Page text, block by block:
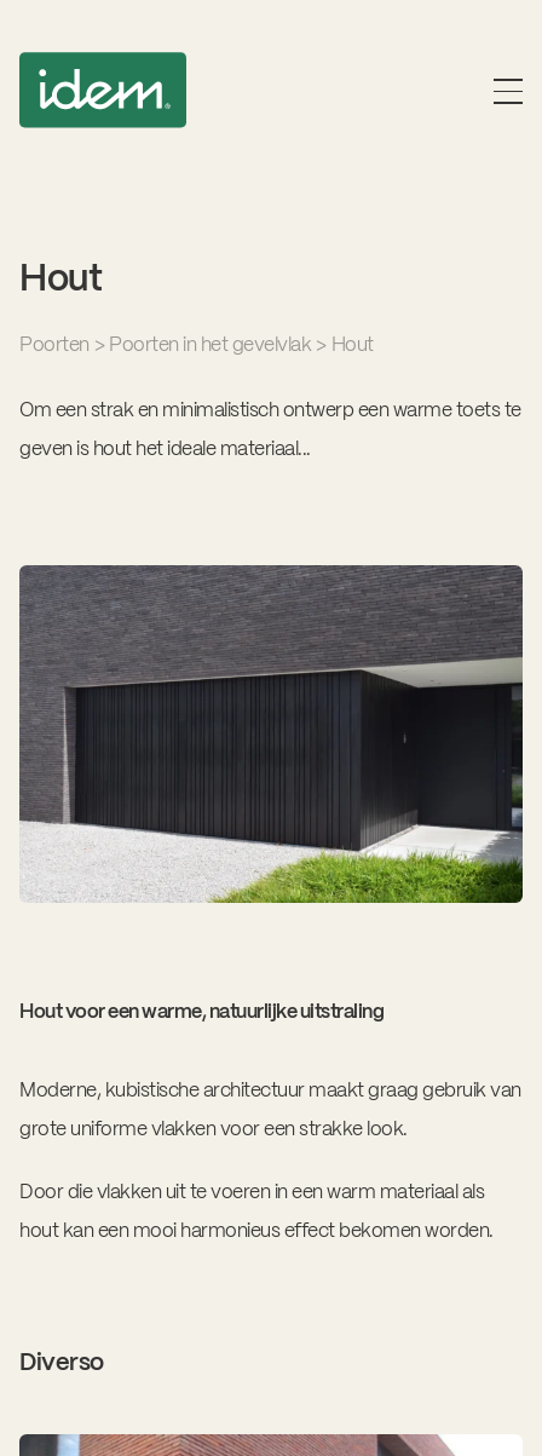
Hout
Poorten > Poorten in het gevelvlak > Hout
Om een strak en minimalistisch ontwerp een warme toets te
geven is hout het ideale materiaal...
Hout voor een warme, natuurlijke uitstraling
Moderne, kubistische architectuur maakt graag gebruik van
grote uniforme vlakken voor een strakke look.
Door die vlakken uit te voeren in een warm materiaal als
hout kan een mooi harmonieus effect bekomen worden.
Diverso